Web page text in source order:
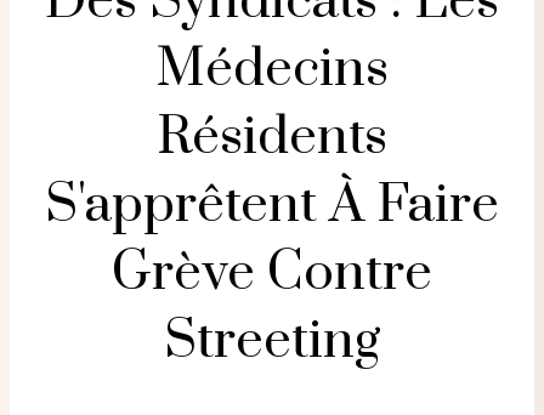
Médecins
Résidents
S'apprêtent À Faire
Grève Contre
Streeting